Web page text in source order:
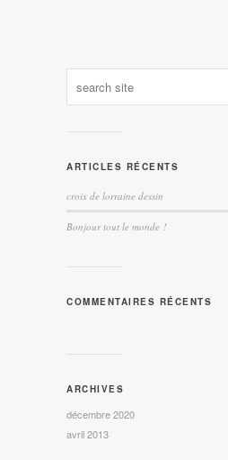
ARTICLES RÉCENTS
croix de lorraine dessin
Bonjour tout le monde !
COMMENTAIRES RÉCENTS
ARCHIVES
décembre 2020
avril 2013